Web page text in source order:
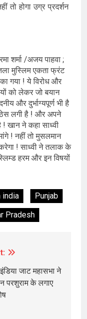
तो होगा उग्र प्रदर्शन
शर्मा /अजय पाहवा ;
मुस्लिम एकता फ्रंट
गया ! ये विरोध और
को लेकर जो बयान
और दुर्भाग्यपूर्ण भी है
ठेस लगी है ! और अपने
! खान ने कहा साध्वी
! नहीं तो मुसलमान
! साध्वी ने तलाक के
हरम और इन विषयों
india
Punjab
Pradesh
जाट महासभा ने
परशुराम के लगाए